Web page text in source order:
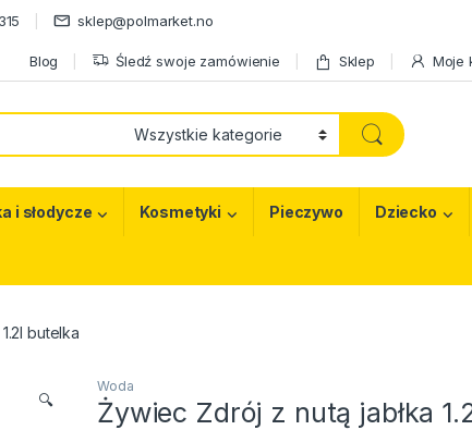
sklep@polmarket.no
Blog Śledź swoje zamówienie Sklep Moje
i słodycze Kosmetyki Pieczywo Dziecko
butelka
🔍
Woda
Żywiec Zdrój z nutą jabłka